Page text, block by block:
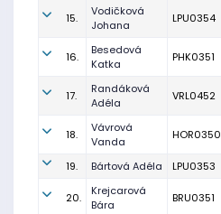
15.
Vodičková
Johana
LPU0354
16.
Besedová
Katka
PHK0351
17.
Randáková
Adéla
VRL0452
18.
Vávrová
Vanda
HOR0350
19. Bártová Adéla LPU0353
20.
Krejcarová
Bára
BRU0351